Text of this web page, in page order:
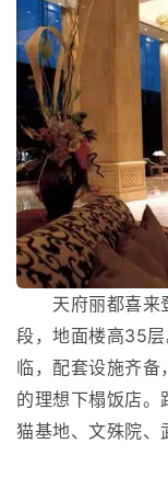
天府丽都喜来登
段，地面楼高35
临，配套设施齐备
的理想下榻饭店
猫基地、文殊院、